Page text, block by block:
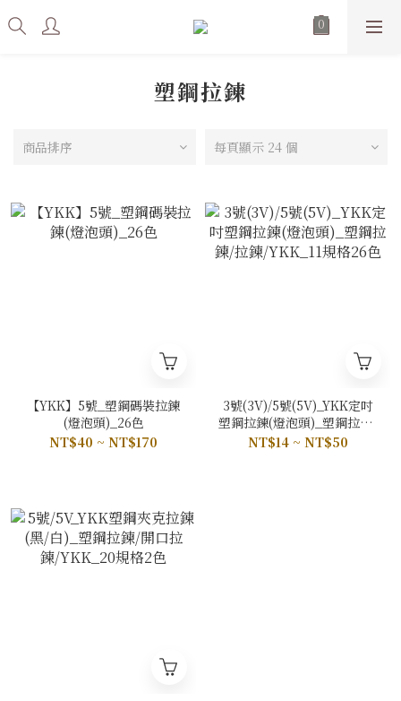
塑鋼拉鍊
商品排序 每頁顯示 24 個
【YKK】5號_塑鋼碼裝拉鍊
(燈泡頭)_26色
NT$40 ~ NT$170
3號(3V)/5號(5V)_YKK定吋
塑鋼拉鍊(燈泡頭)_塑鋼拉鍊/
拉鍊/YKK_11規格26色
NT$14 ~ NT$50